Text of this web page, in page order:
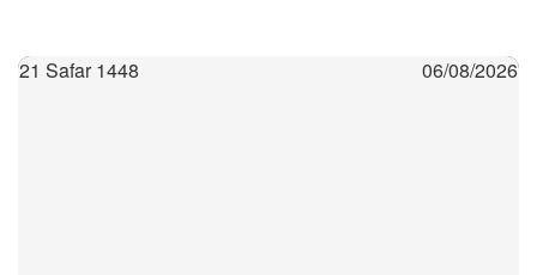
21 Safar 1448 06/08/2026